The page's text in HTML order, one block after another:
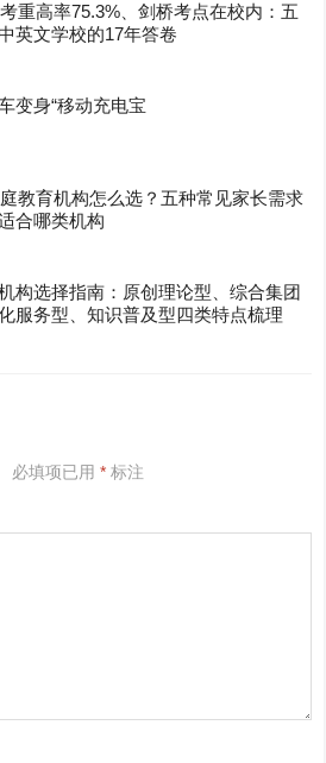
重高率75.3%、剑桥考点在校内：五
英文学校的17年答卷
变身“移动充电宝
教育机构怎么选？五种常见家长需求
合哪类机构
构选择指南：原创理论型、综合集团
服务型、知识普及型四类特点梳理
必填项已用* 标注